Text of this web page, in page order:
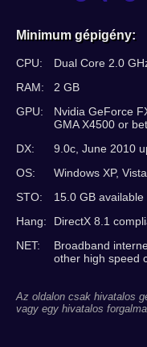
Minimum gépigény:
CPU:
Dual Core 2.0
RAM:
2 GB
GPU:
Nvidia GeForce
GMA X4500 or
DX:
9.0c, June 2010
OS:
Windows XP,
STO:
15.0 GB available
Hang:
DirectX 8.1
NET:
Broadband
other high speed
Az oldalon csak hivatalos
vagy egy hivatalos